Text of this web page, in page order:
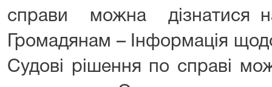
справи можна дізнатися
Громадянам – Інформація
Судові рішення по справі